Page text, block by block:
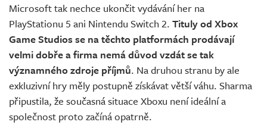
Microsoft tak nechce ukončit vydávání her na
PlayStationu 5 ani Nintendu Switch 2. Tituly od Xbox
Game Studios se na těchto platformách prodávají
velmi dobře a firma nemá důvod vzdát se tak
významného zdroje příjmů. Na druhou stranu by ale
exkluzivní hry měly postupně získávat větší váhu. Sharma
připustila, že současná situace Xboxu není ideální a
společnost proto začíná opatrně.